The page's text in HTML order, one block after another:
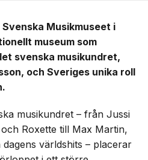
Musikmuseet i
museum som
svenska musikundret,
och Sveriges unika roll
musikundret – från Jussi
Roxette till Max Martin,
världshits – placerar